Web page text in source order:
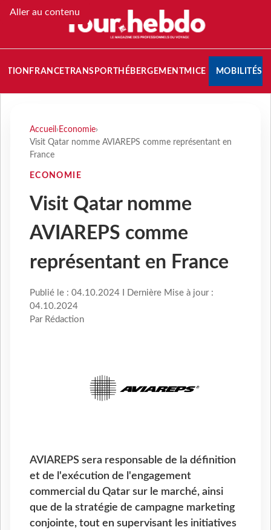
Aller au contenu
FRANCETRANSPORT HÉBERGEMENTMICE MOBILITÉS
Accueil › Economie›
Visit Qatar nomme AVIAREPS comme représentant en
France
ECONOMIE
Visit Qatar nomme
AVIAREPS comme
représentant en France
Publié le : 04.10.2024 I Dernière Mise à jour :
04.10.2024
Par Rédaction
AVIAREPS sera responsable de la définition
et de l'exécution de l'engagement
commercial du Qatar sur le marché, ainsi
que de la stratégie de campagne marketing
conjointe, tout en supervisant les initiatives